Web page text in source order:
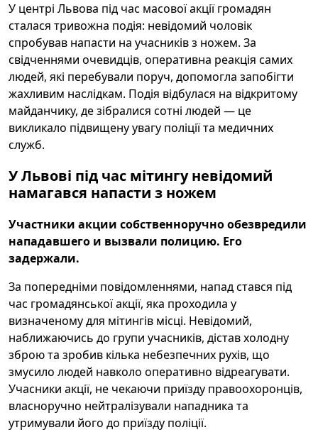
У центрі Львова під час масової акції громадян
сталася тривожна подія: невідомий чоловік
спробував напасти на учасників з ножем. За
свідченнями очевидців, оперативна реакція самих
людей, які перебували поруч, допомогла запобігти
жахливим наслідкам. Подія відбулася на відкритому
майданчику, де зібралися сотні людей — це
викликало підвищену увагу поліції та медичних
служб.
У Львові під час мітингу невідомий
намагався напасти з ножем
Участники акции собственноручно обезвредили
нападавшего и вызвали полицию. Его
задержали.
За попередніми повідомленнями, напад стався під
час громадянської акції, яка проходила у
визначеному для мітингів місці. Невідомий,
наближаючись до групи учасників, дістав холодну
зброю та зробив кілька небезпечних рухів, що
змусило людей навколо оперативно відреагувати.
Учасники акції, не чекаючи приїзду правоохоронців,
власноручно нейтралізували нападника та
утримували його до приїзду поліції.